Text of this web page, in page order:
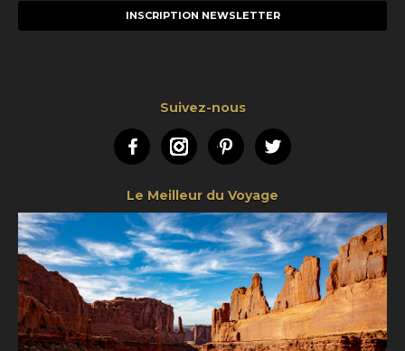
Suivez-nous
FacebookInstagramPinterestTwitter
Le Meilleur du Voyage